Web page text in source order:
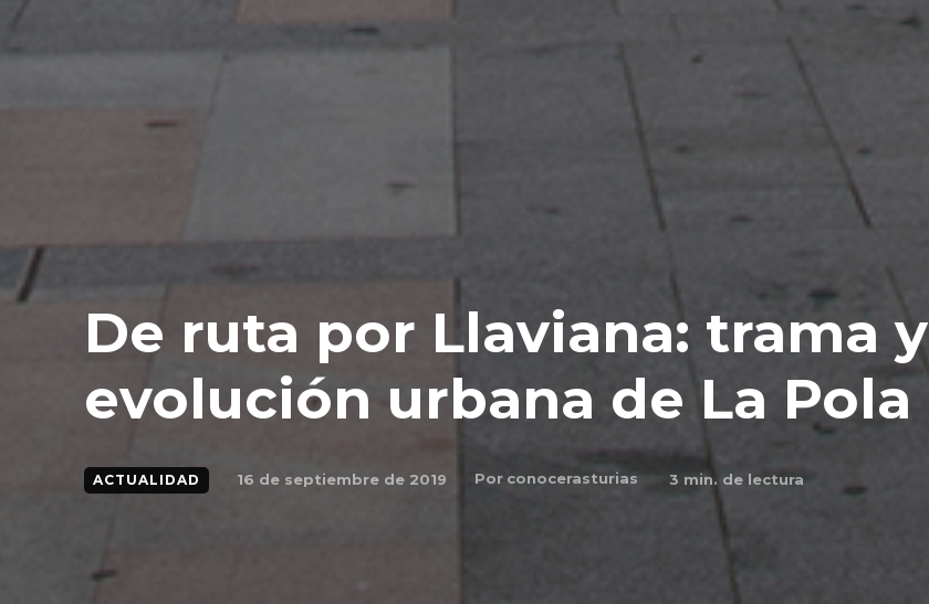
De ruta por Llaviana: trama y
evolución urbana de La Pola
ACTUALIDAD 16 de septiembre de 2019 Por conocerasturias 3 min. de lectura